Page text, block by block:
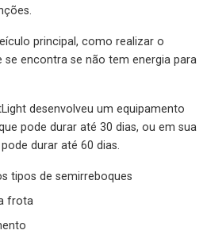
principal, como realizar o
encontra se não tem energia para
desenvolveu um equipamento
pode durar até 30 dias, ou em sua
durar até 60 dias.
tipos de semirreboques
frota